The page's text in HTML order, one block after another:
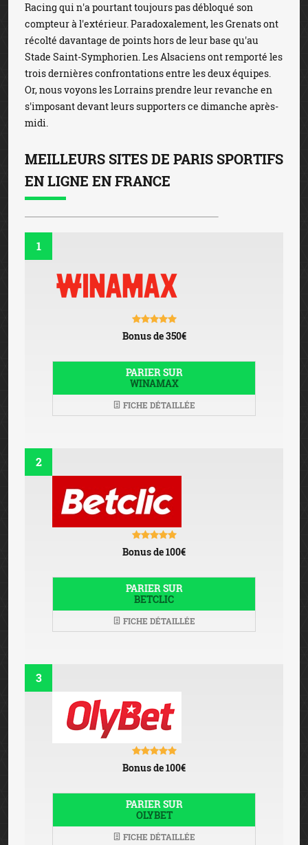
Racing qui n'a pourtant toujours pas débloqué son
compteur à l'extérieur. Paradoxalement, les Grenats ont
récolté davantage de points hors de leur base qu'au
Stade Saint-Symphorien. Les Alsaciens ont remporté les
trois dernières confrontations entre les deux équipes.
Or, nous voyons les Lorrains prendre leur revanche en
s'imposant devant leurs supporters ce dimanche après-
midi.
MEILLEURS SITES DE PARIS SPORTIFS
EN LIGNE EN FRANCE
1
Bonus de 350€
PARIER SUR
WINAMAX
FICHE DÉTAILLÉE
2
Bonus de 100€
PARIER SUR
BETCLIC
FICHE DÉTAILLÉE
3
Bonus de 100€
PARIER SUR
OLYBET
FICHE DÉTAILLÉE